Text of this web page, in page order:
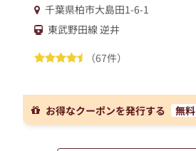
千葉県柏市大島田1-6-1
東武野田線 逆井
（67件）
お得なクーポンを発行する 無料